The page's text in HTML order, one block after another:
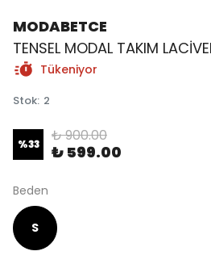
MODABETCE
TENSEL MODAL TAKIM
Tükeniyor
Stok: 2
%33 ₺ 900.00
₺ 599.00
Beden
S